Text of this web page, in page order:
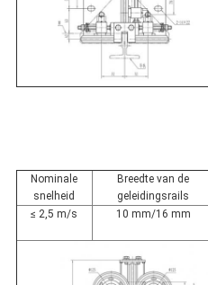
Nominale
snelheid
Breedte van de
geleidingsrails
≤ 2,5 m/s
10 mm/16 mm